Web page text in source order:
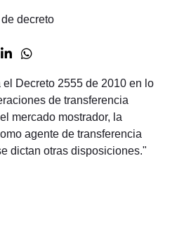
Decreto 2555 de 2010 en lo
de transferencia
mercado mostrador, la
agente de transferencia
dictan otras disposiciones."